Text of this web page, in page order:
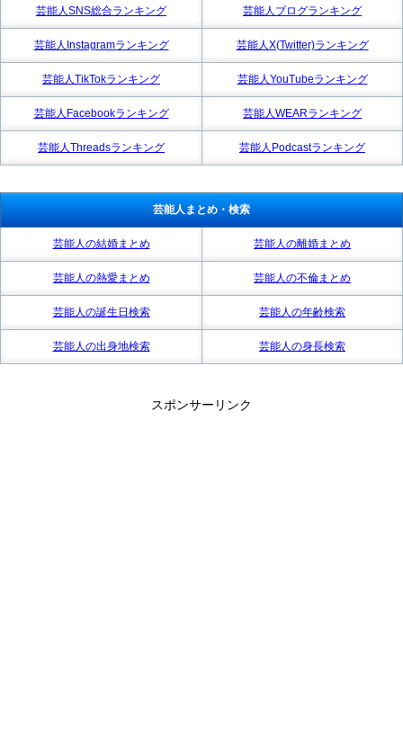
芸能人SNS総合ランキング 芸能人ブログランキング
芸能人Instagramランキング 芸能人X(Twitter)ランキング
芸能人TikTokランキング 芸能人YouTubeランキング
芸能人Facebookランキング 芸能人WEARランキング
芸能人Threadsランキング 芸能人Podcastランキング
芸能人まとめ・検索
芸能人の結婚まとめ 芸能人の離婚まとめ
芸能人の熱愛まとめ 芸能人の不倫まとめ
芸能人の誕生日検索 芸能人の年齢検索
芸能人の出身地検索 芸能人の身長検索
スポンサーリンク